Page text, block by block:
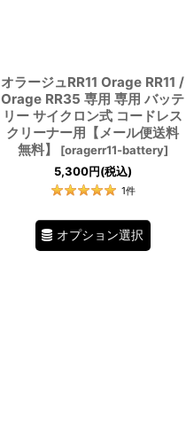
オラージュRR11 Orage RR11 /
Orage RR35 専用 専用 バッテ
リー サイクロン式 コードレス
クリーナー用【メール便送料
無料】
[oragerr11-battery]
5,300円(税込)
1件
オプション選択